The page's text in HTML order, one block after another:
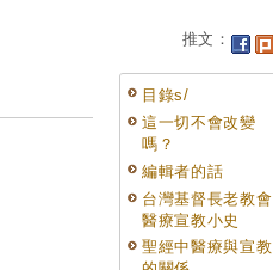
推文：
目錄s/
這一切不會改變
嗎？
編輯者的話
台灣基督長老教會
醫療宣教小史
聖經中醫療與宣教